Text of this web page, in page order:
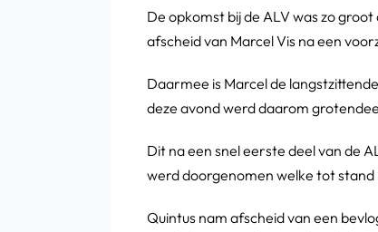
De opkomst bij de ALV was zo
afscheid van Marcel Vis na een
Daarmee is Marcel de
deze avond werd daarom
Dit na een snel eerste deel van de
werd doorgenomen welke tot stand
Quintus nam afscheid van een